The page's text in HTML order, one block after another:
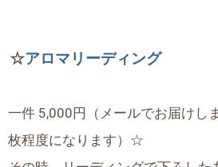
☆アロマリーディング
一件 5,000円（メールでお届けし
枚程度になります）☆